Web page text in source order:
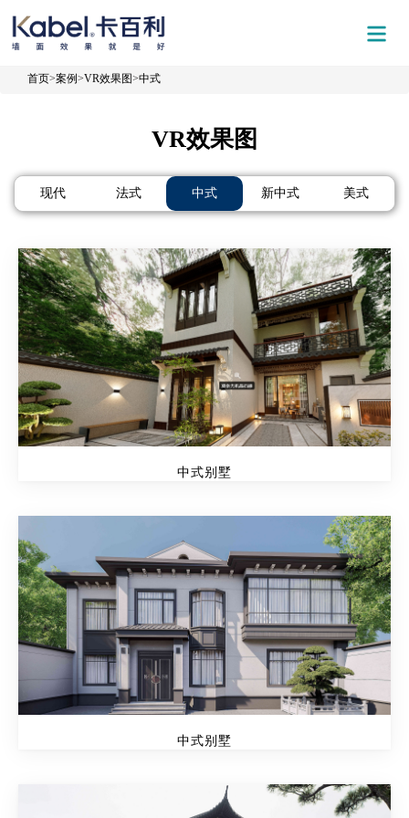
首页>案例>VR效果图>中式
VR效果图
现代 法式 中式 新中式 美式
中式别墅
中式别墅